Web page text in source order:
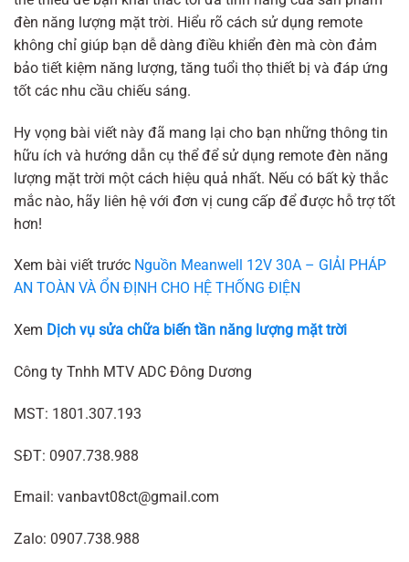
đèn năng lượng mặt trời. Hiểu rõ cách sử dụng remote
không chỉ giúp bạn dễ dàng điều khiển đèn mà còn đảm
bảo tiết kiệm năng lượng, tăng tuổi thọ thiết bị và đáp ứng
tốt các nhu cầu chiếu sáng.
Hy vọng bài viết này đã mang lại cho bạn những thông tin
hữu ích và hướng dẫn cụ thể để sử dụng remote đèn năng
lượng mặt trời một cách hiệu quả nhất. Nếu có bất kỳ thắc
mắc nào, hãy liên hệ với đơn vị cung cấp để được hỗ trợ tốt
hơn!
Xem bài viết trước Nguồn Meanwell 12V 30A – GIẢI PHÁP
AN TOÀN VÀ ỔN ĐỊNH CHO HỆ THỐNG ĐIỆN
Xem Dịch vụ sửa chữa biến tần năng lượng mặt trời
Công ty Tnhh MTV ADC Đông Dương
MST: 1801.307.193
SĐT: 0907.738.988
Email: vanbavt08ct@gmail.com
Zalo: 0907.738.988